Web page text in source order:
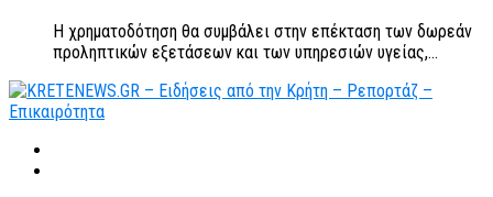
Η χρηματοδότηση θα συμβάλει στην επέκταση των δωρεάν
προληπτικών εξετάσεων και των υπηρεσιών υγείας,...